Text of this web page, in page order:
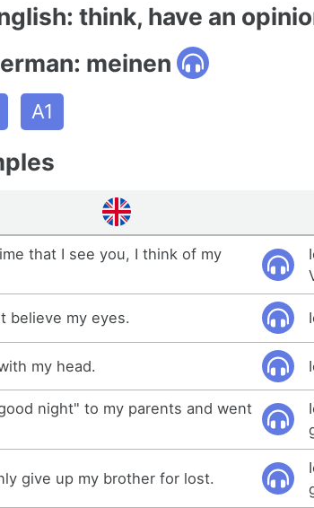
think, have an
meinen
A1
that I see you, I think of my
believe my eyes.
my head.
night" to my parents and went
give up my brother for lost.